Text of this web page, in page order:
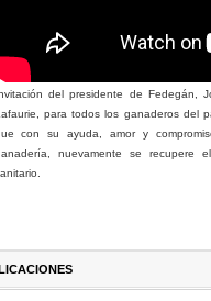
del presidente de Fedegán,
para todos los ganaderos del
con su ayuda, amor y
nuevamente se recupere